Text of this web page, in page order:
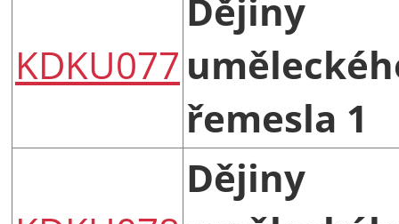
KDKU077
Dějiny
řemesla 1
Dějiny